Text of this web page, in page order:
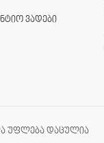
ვადები
უფლება დაცულია